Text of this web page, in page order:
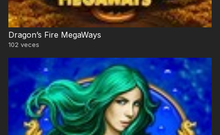
Dragon’s Fire MegaWays
102 veces